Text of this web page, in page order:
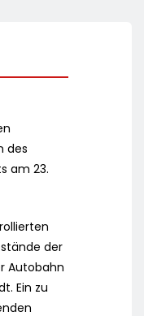
des
am 23.
der
Autobahn
Ein zu